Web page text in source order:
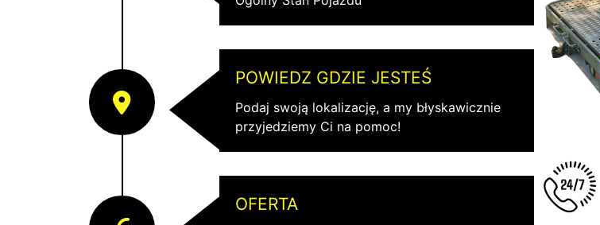
POWIEDZ GDZIE JESTEŚ
Podaj swoją lokalizację, a my błyskawicznie
przyjedziemy Ci na pomoc!
OFERTA